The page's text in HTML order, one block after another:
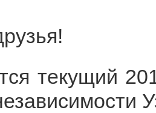
текущий